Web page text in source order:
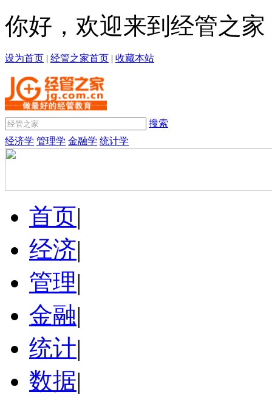
你好，欢迎来到经管之家
设为首页 | 经管之家首页 | 收藏本站
搜索
经济学 管理学 金融学 统计学
首页|
经济|
管理|
金融|
统计|
数据|